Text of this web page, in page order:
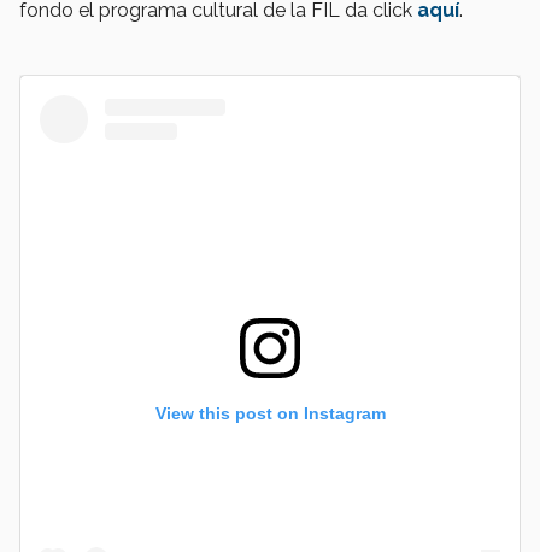
fondo el programa cultural de la FIL da click aquí.
View this post on Instagram